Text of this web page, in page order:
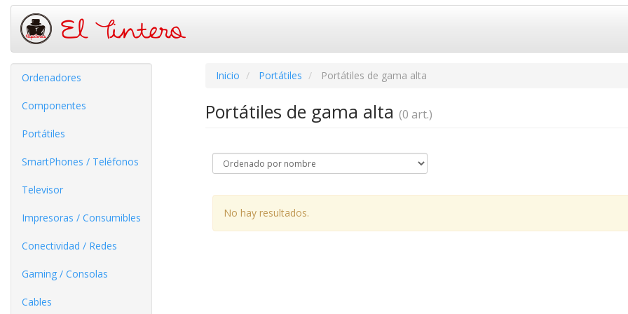
Ordenadores
Componentes
Portátiles
SmartPhones / Teléfonos
Televisor
Impresoras / Consumibles
Conectividad / Redes
Gaming / Consolas
Cables
Inicio Portátiles Portátiles de gama alta
Portátiles de gama alta (0 art.)
No hay resultados.